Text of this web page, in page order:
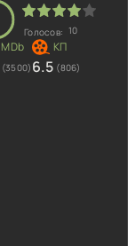
Голосов: 10
(3500) 6.5 (806)